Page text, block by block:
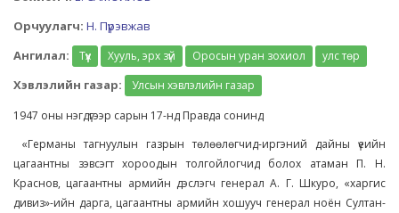
Орчуулагч: Н. Пүрэвжав
Ангилал:
Түүх Хууль, эрх зүй Оросын уран зохиол улс төр
Хэвлэлийн газар:
Улсын хэвлэлийн газар
1947 оны нэгдүгээр сарын 17-нд Правда сонинд
«Германы тагнуулын газрын төлөөлөгчид-иргэний дайны үеийн
цагаантны зэвсэгт хороодын толгойлогчид болох атаман П. Н.
Краснов, цагаантны армийн дэслэгч генерал А. Г. Шкуро, «харгис
дивиз»-ийн дарга, цагаантны армийн хошууч генерал ноён Султан-